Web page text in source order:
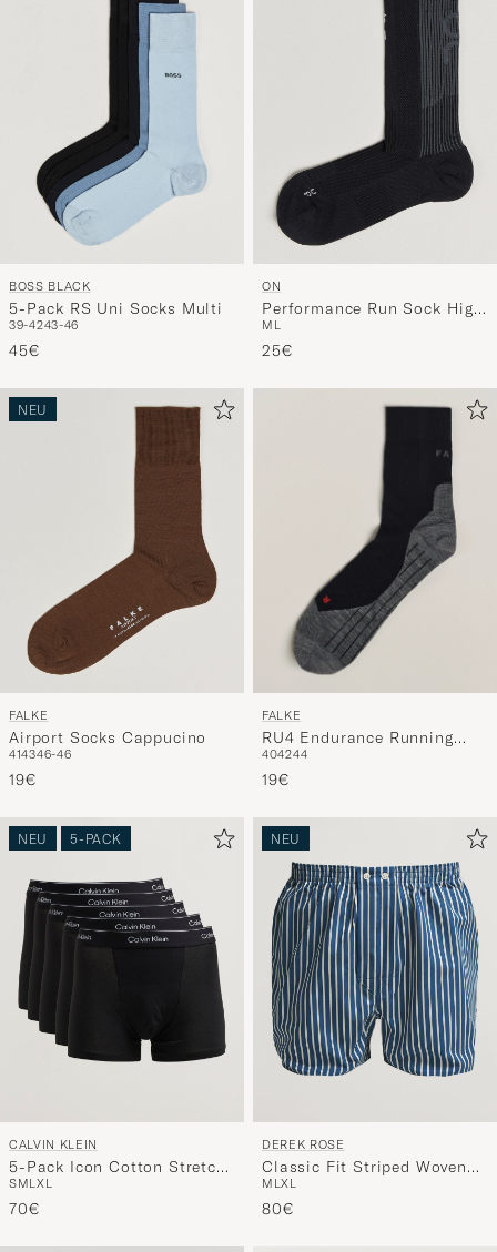
BOSS BLACK
5-Pack RS Uni Socks Multi
39-4243-46
45€
ON
Performance Run Sock High
Black
M L
25€
NEU
FALKE
Airport Socks Cappucino
414346-46
19€
FALKE
RU4 Endurance Running
Socks Black Mix
404244
19€
NEU 5-PACK
CALVIN KLEIN
5-Pack Icon Cotton Stretch
Relaxed Trunk Black
SMLXL
70€
NEU
DEREK ROSE
Classic Fit Striped Woven
Cotton Boxer Shorts
Blue/White
M LXL
80€